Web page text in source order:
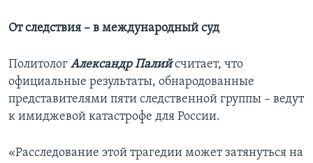
От следствия – в международный суд
Политолог Александр Палийсчитает, что
официальные результаты, обнародованные
представителями пяти следственной группы – ведут
к имиджевой катастрофе для России.
«Расследование этой трагедии может затянуться на